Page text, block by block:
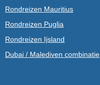
Rondreizen Mauritius
Rondreizen Puglia
Rondreizen Ijsland
Dubai / Malediven combinatie